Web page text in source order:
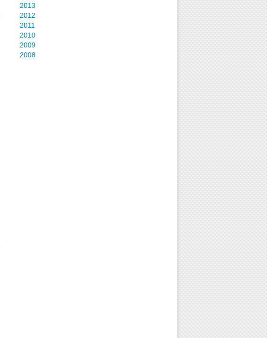
2013
2012
2011
2010
2009
2008